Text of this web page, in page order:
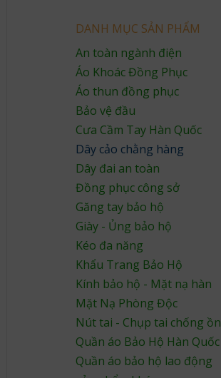
DANH MỤC SẢN PHẨM
An toàn ngành điện
Áo Khoác Đồng Phục
Áo thun đồng phục
Bảo vệ đầu
Cưa Cầm Tay Hàn Quốc
Dây cảo chằng hàng
Dây đai an toàn
Đồng phục công sở
Găng tay bảo hộ
Giày - Ủng bảo hộ
Kéo đa năng
Khẩu Trang Bảo Hộ
Kính bảo hộ - Mặt nạ hàn
Mặt Nạ Phòng Độc
Nút tai - Chụp tai chống ồn
Quần áo Bảo Hộ Hàn Quốc
Quần áo bảo hộ lao động